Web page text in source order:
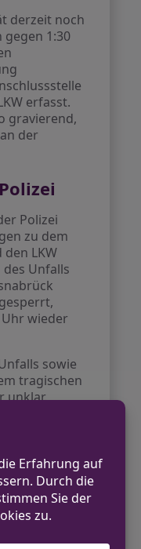
derzeit noch
1:30
erfasst.
gravierend,
der
Polizei
zu dem
LKW
Unfalls
wieder
sowie
tragischen
unklar.
auf den
gegen Strafe